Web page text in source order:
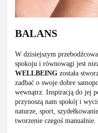
BALANS
W dzisiejszym
spokoju i równowagi jest
WELLBEING została
zadbać o swoje dobre
wewnątrz. Inspiracją do jej
przynoszą nam spokój i
naturze, sport,
tworzenie czegoś manualnie.